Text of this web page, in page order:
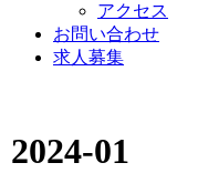
アクセス
お問い合わせ
求人募集
2024-01